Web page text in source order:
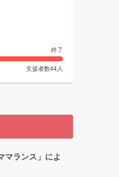
終了
支援者数44人
マランス」によ